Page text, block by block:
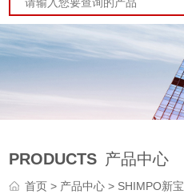
PRODUCTS 产品中心
首页> 产品中心 > SHIMPO新宝